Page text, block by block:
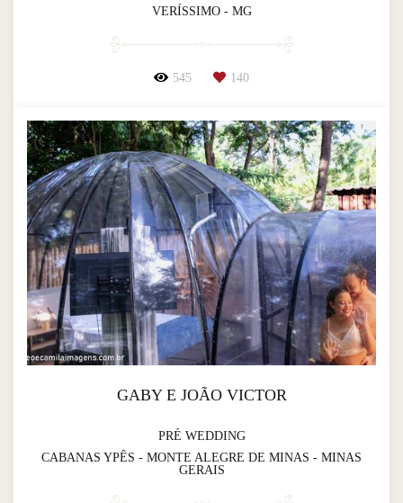
VERÍSSIMO - MG
545 140
GABY E JOÃO VICTOR
PRÉ WEDDING
CABANAS YPÊS - MONTE ALEGRE DE MINAS - MINAS
GERAIS